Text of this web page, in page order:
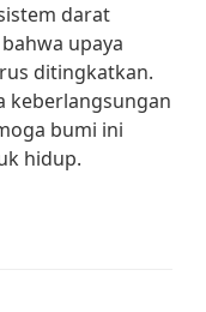
darat
upaya
ditingkatkan.
keberlangsungan
bumi ini
hidup.